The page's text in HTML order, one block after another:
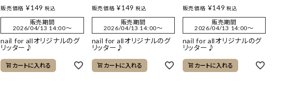
販売価格 ¥149 税込
販売期間
2026/04/13 14:00〜
nail for allオリジナルのグ
リッター♪
カートに入れる
販売価格 ¥149 税込
販売期間
2026/04/13 14:00〜
nail for allオリジナルのグ
リッター♪
カートに入れる
販売価格 ¥149 税込
販売期間
2026/04/13 14:00〜
nail for allオリジナルのグ
リッター♪
カートに入れる